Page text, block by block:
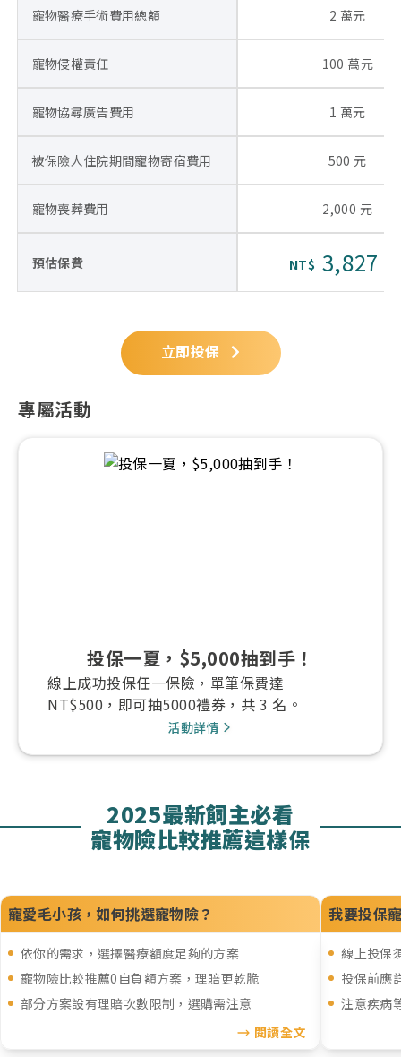
寵物醫療手術費用總額 2 萬元
寵物侵權責任 100 萬元
寵物協尋廣告費用 1 萬元
被保險人住院期間寵物寄宿費用 500 元
寵物喪葬費用 2,000 元
預估保費 NT$ 3,827
立即投保
專屬活動
投保一夏，$5,000抽到手！
線上成功投保任一保險，單筆保費達
NT$500，即可抽5000禮券，共 3 名。
活動詳情
2025最新飼主必看
寵物險比較推薦這樣保
寵愛毛小孩，如何挑選寵物險？
依你的需求，選擇醫療額度足夠的方案
寵物險比較推薦0自負額方案，理賠更乾脆
部分方案設有理賠次數限制，選購需注意
閱讀全文
我要投保
線上投保
投保前應
注意疾病